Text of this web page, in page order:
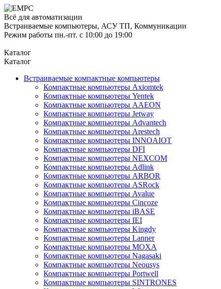
Всё для автоматизации
Встраиваемые компьютеры, АСУ ТП, Коммуникации
Режим работы пн.-пт. с 10:00 до 19:00
Каталог
Каталог
Встраиваемые компактные компьютеры
Компактные компьютеры Axiomtek
Компактные компьютеры Yentek
Компактные компьютеры AAEON
Компактные компьютеры Jetway
Компактные компьютеры Advantech
Компактные компьютеры Arestech
Компактные компьютеры INNOAIOT
Компактные компьютеры DFI
Компактные компьютеры NEXCOM
Компактные компьютеры Adlink
Компактные компьютеры ARBOR
Компактные компьютеры ASRock
Компактные компьютеры Avalue
Компактные компьютеры Cincoze
Компактные компьютеры iBASE
Компактные компьютеры IEI
Компактные компьютеры Kingdy
Компактные компьютеры Lanner
Компактные компьютеры MOXA
Компактные компьютеры Nagasaki
Компактные компьютеры Neousys
Компактные компьютеры Portwell
Компактные компьютеры SINTRONES